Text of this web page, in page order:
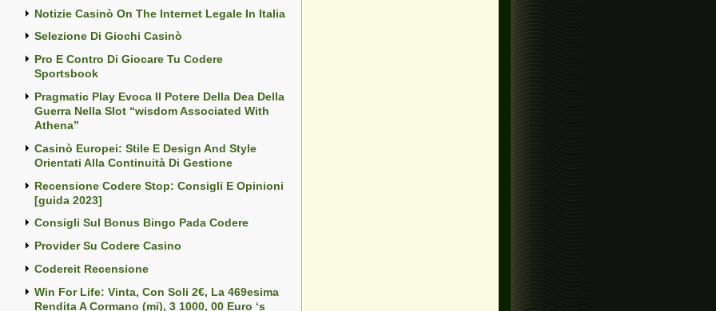
Notizie Casinò On The Internet Legale In Italia
Selezione Di Giochi Casinò
Pro E Contro Di Giocare Tu Codere
Sportsbook
Pragmatic Play Evoca Il Potere Della Dea Della
Guerra Nella Slot “wisdom Associated With
Athena”
Casinò Europei: Stile E Design And Style
Orientati Alla Continuità Di Gestione
Recensione Codere Stop: Consigli E Opinioni
[guida 2023]
Consigli Sul Bonus Bingo Pada Codere
Provider Su Codere Casino
Codereit Recensione
Win For Life: Vinta, Con Soli 2€, La 469esima
Rendita A Cormano (mi), 3 1000, 00 Euro ‘s